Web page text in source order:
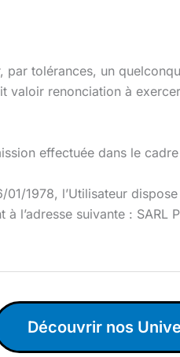
tolérances, un
valoir renonciation à
effectuée dans le
1978, l’Utilisateur
l’adresse suivante : SARL
Découvrir nos